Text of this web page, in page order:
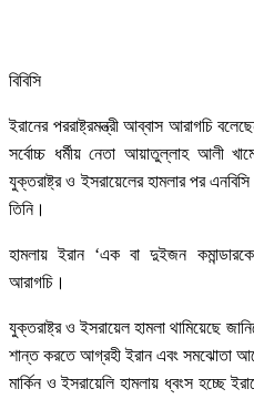
বিবিসি
ইরানের পররাষ্ট্রমন্ত্রী আব্বাস আরাগচি
সর্বোচ্চ ধর্মীয় নেতা আয়াতুল্লাহ আলী
যুক্তরাষ্ট্র ও ইসরায়েলের হামলার পর
তিনি।
হামলায় ইরান ‘এক বা দুইজন
আরাগচি।
যুক্তরাষ্ট্র ও ইসরায়েল হামলা থামিয়েছে
শান্ত করতে আগ্রহী ইরান এবং সমঝোতা
মার্কিন ও ইসরায়েলি হামলায় ধ্বংস হচ্ছে